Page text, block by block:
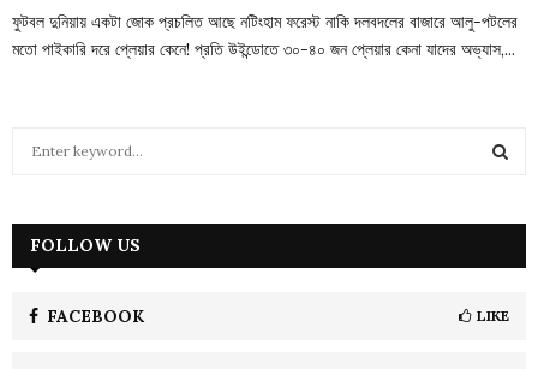
ফুটবল দুনিয়ায় একটা জোক প্রচলিত আছে নটিংহাম ফরেস্ট নাকি দলবদলের বাজারে আলু-পটলের
মতো পাইকারি দরে প্লেয়ার কেনে! প্রতি উইন্ডোতে ৩০-৪০ জন প্লেয়ার কেনা যাদের অভ্যাস,...
h
FOLLOW US
FACEBOOK LIKE